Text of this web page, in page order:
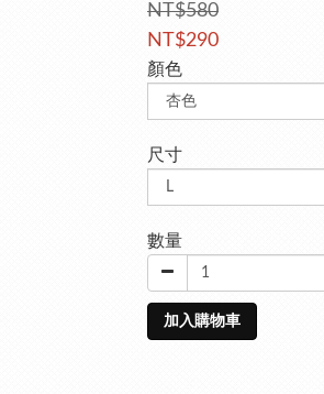
NT$580
NT$290
顏色
尺寸
數量
加入購物車